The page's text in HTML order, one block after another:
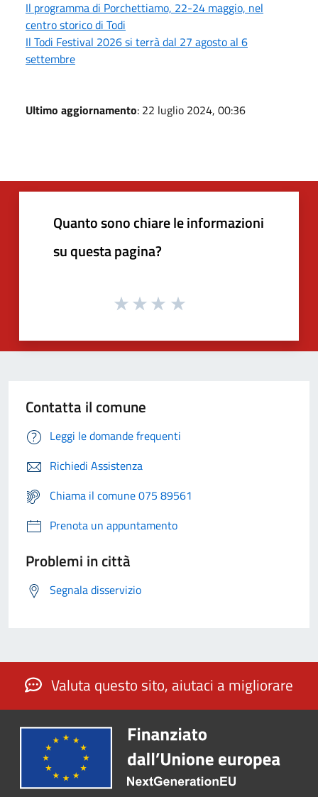
Il programma di Porchettiamo, 22-24 maggio, nel
centro storico di Todi
Il Todi Festival 2026 si terrà dal 27 agosto al 6
settembre
Ultimo aggiornamento: 22 luglio 2024, 00:36
Quanto sono chiare le informazioni
su questa pagina?
Contatta il comune
Leggi le domande frequenti
Richiedi Assistenza
Chiama il comune 075 89561
Prenota un appuntamento
Problemi in città
Segnala disservizio
Valuta questo sito, aiutaci a migliorare